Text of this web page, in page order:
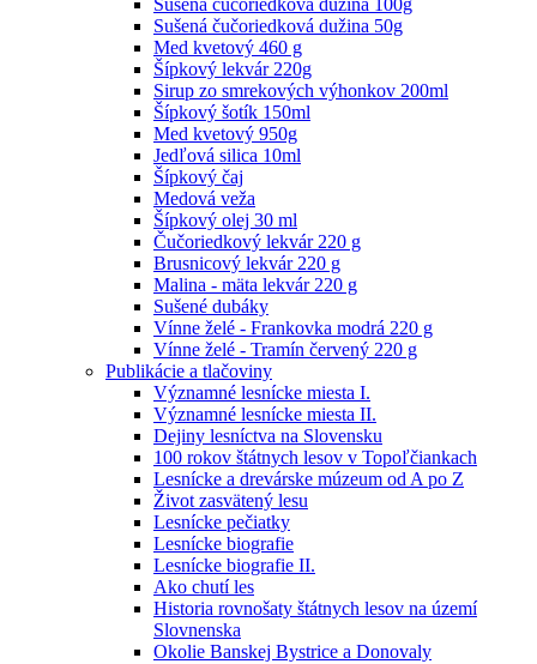
Sušená čučoriedková dužina 50g
Med kvetový 460 g
Šípkový lekvár 220g
Sirup zo smrekových výhonkov 200ml
Šípkový šotík 150ml
Med kvetový 950g
Jedľová silica 10ml
Šípkový čaj
Medová veža
Šípkový olej 30 ml
Čučoriedkový lekvár 220 g
Brusnicový lekvár 220 g
Malina - mäta lekvár 220 g
Sušené dubáky
Vínne želé - Frankovka modrá 220 g
Vínne želé - Tramín červený 220 g
Publikácie a tlačoviny
Významné lesnícke miesta I.
Významné lesnícke miesta II.
Dejiny lesníctva na Slovensku
100 rokov štátnych lesov v Topoľčiankach
Lesnícke a drevárske múzeum od A po Z
Život zasvätený lesu
Lesnícke pečiatky
Lesnícke biografie
Lesnícke biografie II.
Ako chutí les
Historia rovnošaty štátnych lesov na území
Slovnenska
Okolie Banskej Bystrice a Donovaly